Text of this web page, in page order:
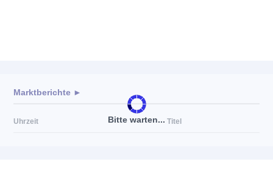
Bitte warten...
Marktberichte ►
Uhrzeit Titel